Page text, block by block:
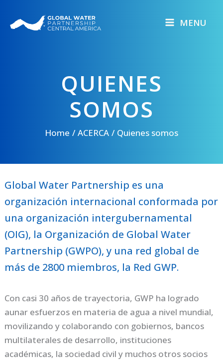
MENU
QUIENES
SOMOS
Home ACERCA Quienes somos
Global Water Partnership es una
organización internacional conformada por
una organización intergubernamental
(OIG), la Organización de Global Water
Partnership (GWPO), y una red global de
más de 2800 miembros, la Red GWP.
Con casi 30 años de trayectoria, GWP ha logrado
aunar esfuerzos en materia de agua a nivel mundial,
movilizando y colaborando con gobiernos, bancos
multilaterales de desarrollo, instituciones
académicas, la sociedad civil y muchos otros socios